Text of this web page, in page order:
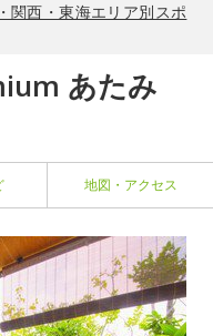
関西・東海エリア別スポ
あたみ
地図・アクセス